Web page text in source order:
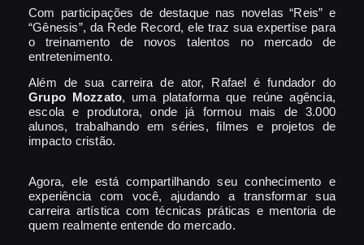
Com participações de destaque nas novelas “Reis” e
“Gênesis”, da Rede Record, ele traz sua expertise para
o treinamento de novos talentos no mercado de
entretenimento.
Além de sua carreira de ator, Rafael é fundador do
Grupo Mozzato, uma plataforma que reúne agência,
escola e produtora, onde já formou mais de 3.000
alunos, trabalhando em séries, filmes e projetos de
impacto cristão.
Agora, ele está compartilhando seu conhecimento e
experiência com você, ajudando a transformar sua
carreira artística com técnicas práticas e mentoria de
quem realmente entende do mercado.